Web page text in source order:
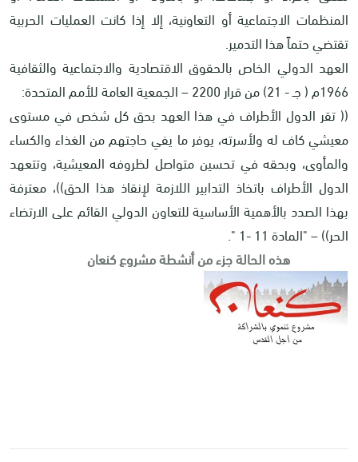
المنظمات الاجتماعية أو التعاونية، إلا إذا كانت العمليات الحربية
تقتضي حتماً هذا التدمير.
العهد الدولي الخاص بالحقوق الاقتصادية والاجتماعية والثقافية
1966م ( جـ - 21) من قرار 2200 – الجمعية العامة للأمم المتحدة:
(( تقر الدول الأطراف في هذا العهد بحق كل شخص في مستوى
معيشي كاف له ولأسرته، يوفر ما يفي حاجتهم من الغذاء والكساء
والمأوى، وبحقه في تحسين متواصل لظروفه المعيشية، وتتعهد
الدول الأطراف باتخاذ التدابير اللازمة لإنقاذ هذا الحق))، معترفة
بهذا الصدد بالأهمية الأساسية للتعاون الدولي القائم على الارتضاء
الحر)) – "المادة 11 -1 ".
هذه الحالة جزء من أنشطة مشروع كنعان